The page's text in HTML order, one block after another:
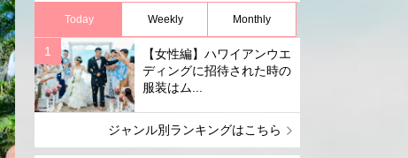
Today Weekly Monthly
【女性編】ハワイアンウエ
ディングに招待された時の
服装はム...
ジャンル別ランキングはこちら